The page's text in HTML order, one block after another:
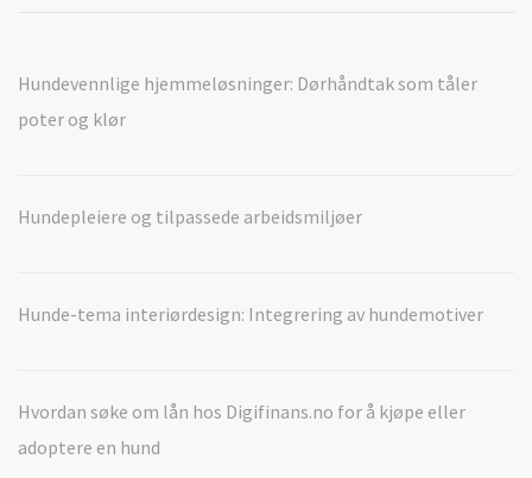
Hundevennlige hjemmeløsninger: Dørhåndtak som tåler
poter og klør
Hundepleiere og tilpassede arbeidsmiljøer
Hunde-tema interiørdesign: Integrering av hundemotiver
Hvordan søke om lån hos Digifinans.no for å kjøpe eller
adoptere en hund